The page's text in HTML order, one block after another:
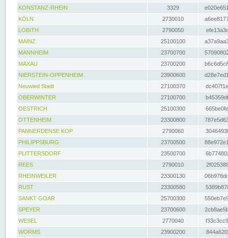
KONSTANZ-RHEIN
3329
KÖLN
2730010
LOBITH
2790050
MAINZ
25100100
MANNHEIM
23700700
MAXAU
23700200
NIERSTEIN-OPPENHEIM
23900600
Neuwied Stadt
27100370
OBERWINTER
27100700
OESTRICH
25100300
OTTENHEIM
23300800
PANNERDENSE KOP
2790060
PHILIPPSBURG
23700500
PLITTERSDORF
23500700
REES
2790010
RHEINWEILER
23300130
RUST
23300580
SANKT GOAR
25700300
SPEYER
23700600
WESEL
2770040
WORMS
23900200